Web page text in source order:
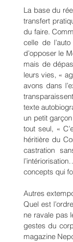
La base du
transfert
du faire.
celle de
d’opposer le
mais de
leurs vies, «
avons dans
texte
un petit
tout seul, «
héritière du
castration
concepts qui
Autres
Quel est
ne ravale pas
gestes du
magazine